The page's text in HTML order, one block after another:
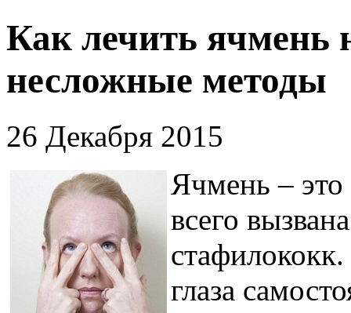
Как лечить ячмень
несложные методы
26 Декабря 2015
Ячмень – это
всего
глаза